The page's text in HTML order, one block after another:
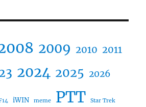
2009 2010 2011
2024 2025 2026
iWIN meme PTT Star Trek